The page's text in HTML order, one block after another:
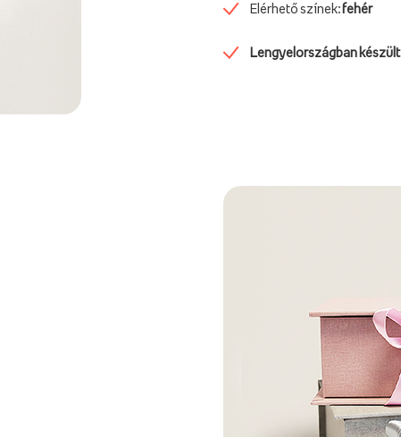
Elérhető színek:fehér
Lengyelországban készült